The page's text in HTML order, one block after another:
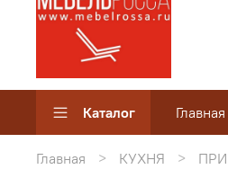
Каталог Главная
Главная КУХНЯ